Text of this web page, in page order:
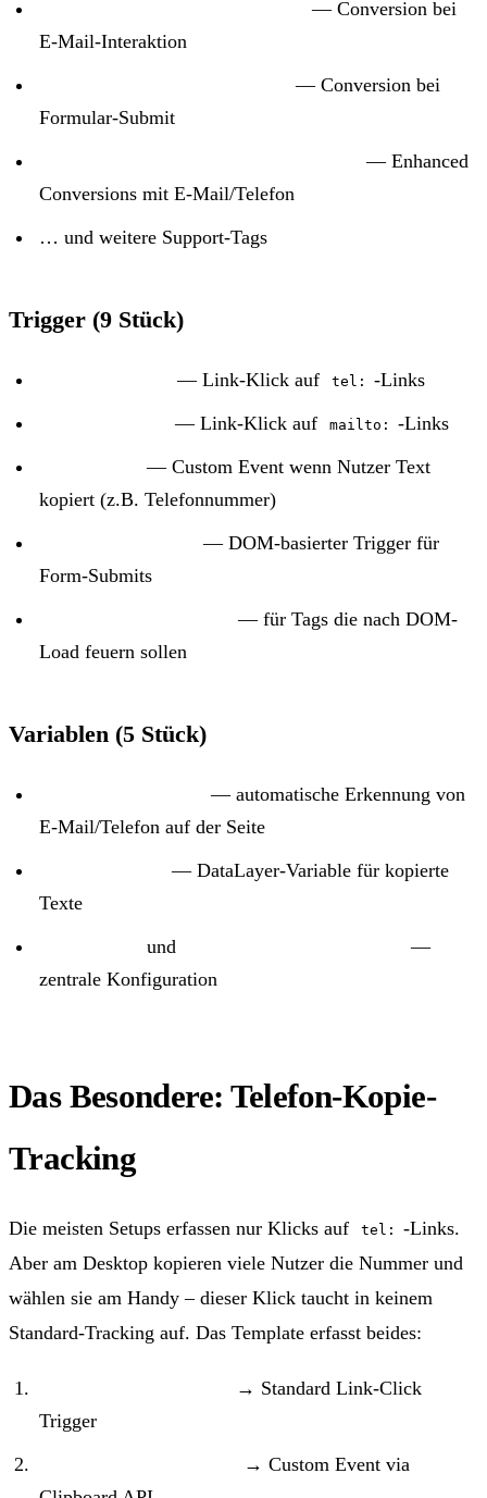
— Conversion bei
E-Mail-Interaktion
— Conversion bei
Formular-Submit
— Enhanced
Conversions mit E-Mail/Telefon
… und weitere Support-Tags
Trigger (9 Stück)
— Link-Klick auf tel:
-Links
— Link-Klick auf mailto:
-Links
— Custom Event wenn Nutzer Text
kopiert (z.B. Telefonnummer)
— DOM-basierter Trigger für
Form-Submits
— für Tags die nach DOM-
Load feuern sollen
Variablen (5 Stück)
— automatische Erkennung von
E-Mail/Telefon auf der Seite
— DataLayer-Variable für kopierte
Texte
und
—
zentrale Konfiguration
Das Besondere: Telefon-Kopie-
Tracking
Die meisten Setups erfassen nur Klicks auf tel:
-Links.
Aber am Desktop kopieren viele Nutzer die Nummer und
wählen sie am Handy – dieser Klick taucht in keinem
Standard-Tracking auf. Das Template erfasst beides:
→ Standard Link-Click
Trigger
→ Custom Event via